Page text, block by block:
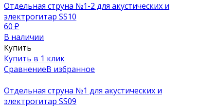
Отдельная струна №1-2 для акустических и
электрогитар SS10
60 ₽
В наличии
Купить
Купить в 1 клик
СравнениеВ избранное
Отдельная струна №1 для акустических и
электрогитар SS09